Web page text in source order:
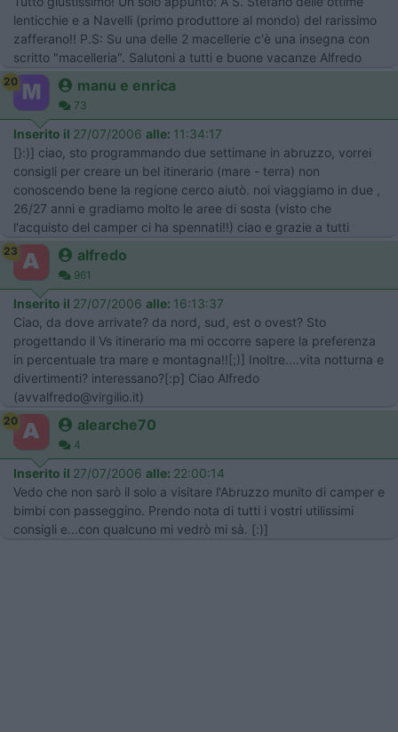
lenticchie e a Navelli (primo produttore al mondo) del rarissimo
zafferano!! P.S: Su una delle 2 macellerie c'è una insegna con
scritto "macelleria". Salutoni a tutti e buone vacanze Alfredo
20 manu e enrica
73
Inserito il 27/07/2006 alle: 11:34:17
[}:)] ciao, sto programmando due settimane in abruzzo, vorrei
consigli per creare un bel itinerario (mare - terra) non
conoscendo bene la regione cerco aiutò. noi viaggiamo in due ,
26/27 anni e gradiamo molto le aree di sosta (visto che
l'acquisto del camper ci ha spennati!!) ciao e grazie a tutti
23 alfredo
961
Inserito il 27/07/2006 alle: 16:13:37
Ciao, da dove arrivate? da nord, sud, est o ovest? Sto
progettando il Vs itinerario ma mi occorre sapere la preferenza
in percentuale tra mare e montagna!![;)] Inoltre....vita notturna e
divertimenti? interessano?[:p] Ciao Alfredo
(avvalfredo@virgilio.it)
20 alearche70
4
Inserito il 27/07/2006 alle: 22:00:14
Vedo che non sarò il solo a visitare l'Abruzzo munito di camper e
bimbi con passeggino. Prendo nota di tutti i vostri utilissimi
consigli e...con qualcuno mi vedrò mi sà. [:)]